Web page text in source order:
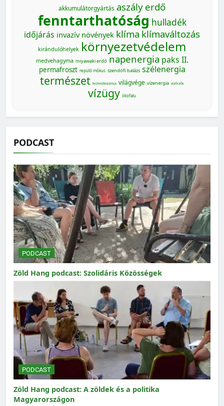
akkumulátorgyártás aszály erdő
fenntarthatóság hulladék
időjárás invazív növények klíma klímaváltozás
kirándulóhelyek környezetvédelem
medvehagyma miyawaki erdő napenergia paks II.
permafroszt repülő mókus szendőfi balázs szélenergia
természet technofasizmus világvége vízenergia vízőrzők
vízügy ökofalu
PODCAST
PODCAST
Zöld Hang podcast: Szolidáris Közösségek
PODCAST
Zöld Hang podcast: A zöldek és a politika
Magyarországon